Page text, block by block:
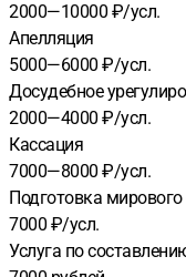
2000—10000 ₽/усл.
Апелляция
5000—6000 ₽/усл.
Досудебное
2000—4000 ₽/усл.
Кассация
7000—8000 ₽/усл.
Подготовка
7000 ₽/усл.
Услуга по